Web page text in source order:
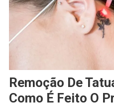
Remoção De
Como É Feito O